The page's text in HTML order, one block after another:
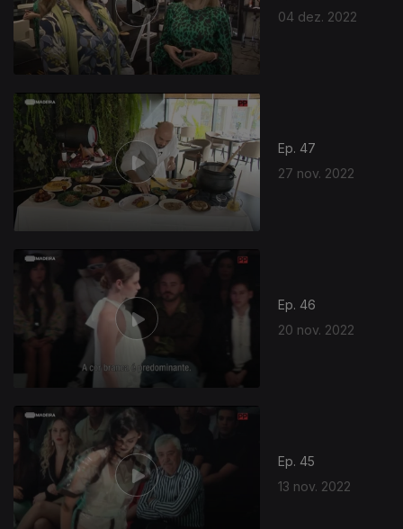
04 dez. 2022
Ep. 47
27 nov. 2022
Ep. 46
20 nov. 2022
Ep. 45
13 nov. 2022